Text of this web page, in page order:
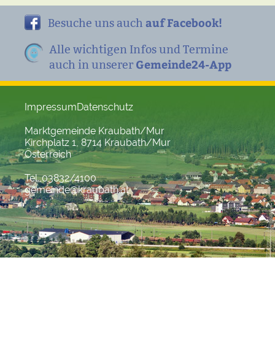
Besuche uns auch auf Facebook!
Alle wichtigen Infos und Termine
auch in unserer Gemeinde24-App
ImpressumDatenschutz
Marktgemeinde Kraubath/Mur
Kirchplatz 1, 8714 Kraubath/Mur
Österreich
Tel. 03832/4100
gemeinde@kraubath.at